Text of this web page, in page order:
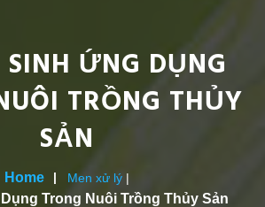
ỨNG DỤNG
TRỒNG THỦY
SẢN
Home Men xử lý|
Trong Nuôi Trồng Thủy Sản